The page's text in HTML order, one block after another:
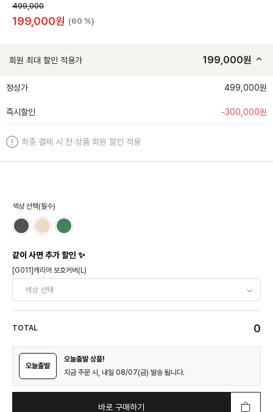
499,000
199,000원 (60 %)
회원 최대 할인 적용가 199,000원
정상가 499,000원
즉시할인 -300,000원
최종 결제 시 전 상품 회원 할인 적용
색상 선택(필수)
같이 사면 추가 할인 ✨
[G011]캐리어 보호커버(L)
TOTAL 0
오늘출발
오늘출발 상품!
지금 주문 시, 내일 08/07(금) 발송 됩니다.
바로 구매하기